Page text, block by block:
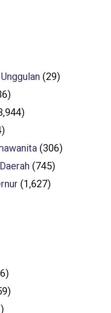
(29)
(306)
(745)
(1,627)